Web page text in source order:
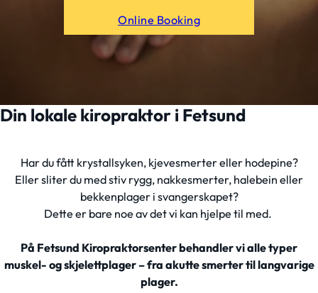
Online Booking
Din lokale kiropraktor i Fetsund
Har du fått krystallsyken, kjevesmerter eller hodepine?
Eller sliter du med stiv rygg, nakkesmerter, halebein eller
bekkenplager i svangerskapet?
Dette er bare noe av det vi kan hjelpe til med.
På Fetsund Kiropraktorsenter behandler vi alle typer
muskel- og skjelettplager – fra akutte smerter til langvarige
plager.